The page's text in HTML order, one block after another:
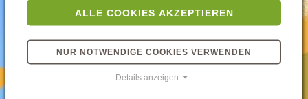
Warum wir Hot Dogs lieben
Der Hot Dog ist einfach zuzubereiten, unendlich
variierbar und ideal für schnelle Mahlzeiten. Aber
mehr als das, er ist ein Stück kulinarische Freude,
ALLE COOKIES AKZEPTIEREN
NUR NOTWENDIGE COOKIES VERWENDEN
Details anzeigen